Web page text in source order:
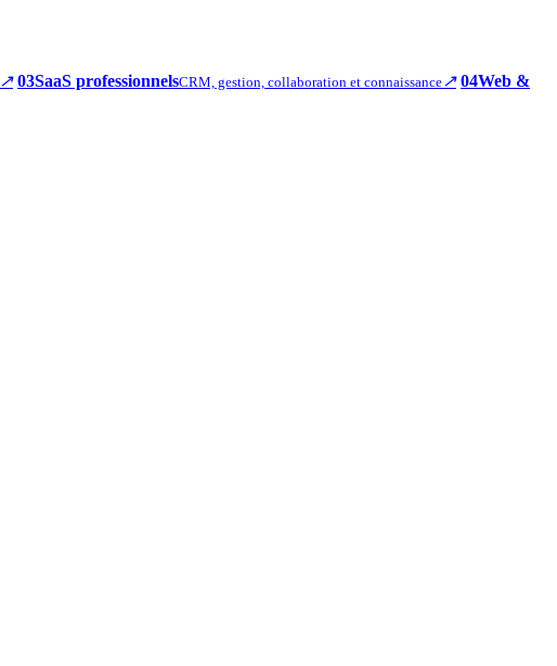
↗ 03SaaS professionnelsCRM, gestion, collaboration et connaissance↗ 04Web &